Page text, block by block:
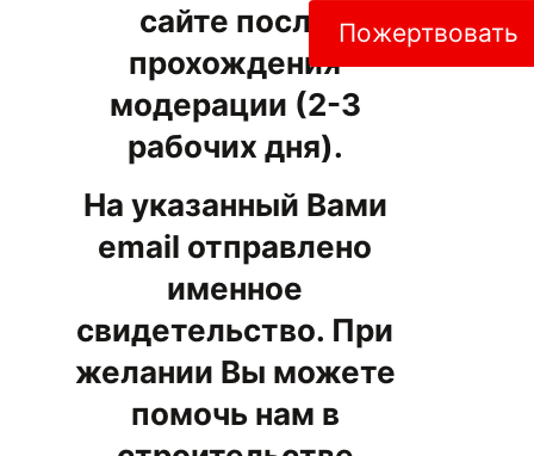
сайте после
прохождения
модерации (2-3
рабочих дня).
На указанный Вами
email отправлено
именное
свидетельство. При
желании Вы можете
помочь нам в
Пожертвовать